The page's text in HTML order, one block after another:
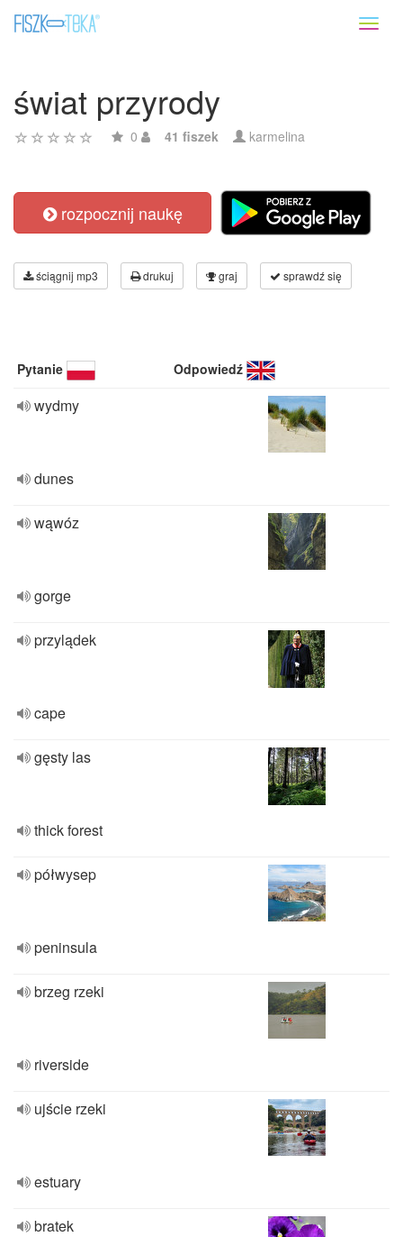
świat przyrody
0 41 fiszek karmelina
rozpocznij naukę
ściągnij mp3 drukuj graj sprawdź się
Pytanie Odpowiedź
wydmy
dunes
wąwóz
gorge
przylądek
cape
gęsty las
thick forest
półwysep
peninsula
brzeg rzeki
riverside
ujście rzeki
estuary
bratek